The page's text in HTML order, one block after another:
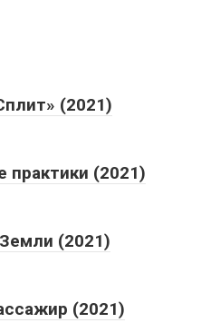
(2021)
практики (2021)
(2021)
(2021)